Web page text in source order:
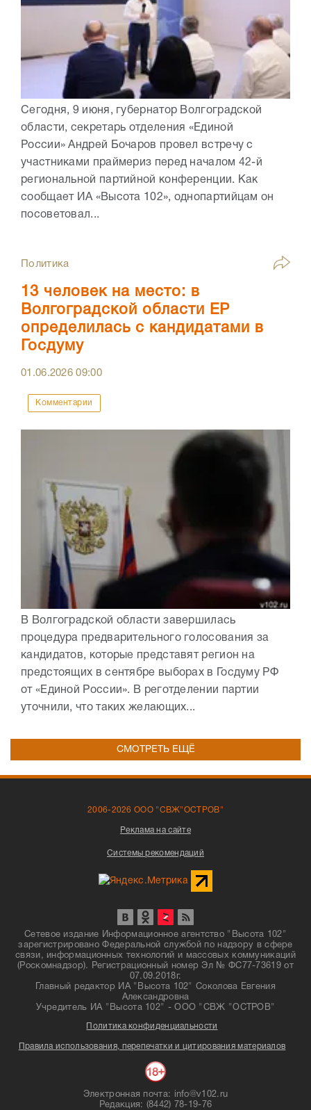
Сегодня, 9 июня, губернатор Волгоградской
области, секретарь отделения «Единой
России» Андрей Бочаров провел встречу с
участниками праймериз перед началом 42-й
региональной партийной конференции. Как
сообщает ИА «Высота 102», однопартийцам он
посоветовал...
Политика
13 человек на место: в
Волгоградской области ЕР
определилась с кандидатами в
Госдуму
01.06.202609:00
Комментарии
В Волгоградской области завершилась
процедура предварительного голосования за
кандидатов, которые представят регион на
предстоящих в сентябре выборах в Госдуму РФ
от «Единой России». В реготделении партии
уточнили, что таких желающих...
СМОТРЕТЬ ЕЩЁ
2006-2026 ООО "СВЖ"ОСТРОВ"
Реклама на сайте
Системы рекомендаций
Сетевое издание Информационное агентство "Высота 102"
зарегистрировано Федеральной службой по надзору в сфере
связи, информационных технологий и массовых коммуникаций
(Роскомнадзор). Регистрационный номер Эл № ФС77-73619 от
07.09.2018г.
Главный редактор ИА "Высота 102" Соколова Евгения
Александровна
Учредитель ИА "Высота 102" - ООО "СВЖ "ОСТРОВ"
Политика конфиденциальности
Правила использования, перепечатки и цитирования материалов
Электронная почта: info@v102.ru
Редакция: (8442) 78-19-76